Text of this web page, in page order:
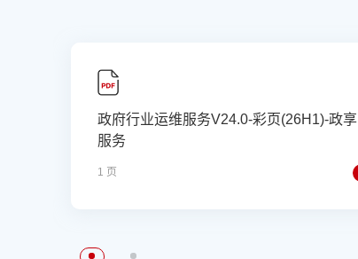
政府行业运维服务V24.0-彩页(26H1)-政享
服务
1 页